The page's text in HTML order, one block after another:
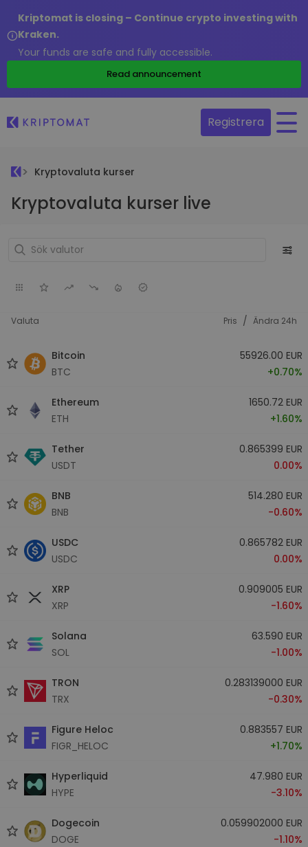
Kriptomat is closing – Continue crypto investing with
Kraken.
Your funds are safe and fully accessible.
Read announcement
Registrera
Kryptovaluta kurser
Kryptovaluta kurser live
Valuta Pris / Ändra 24h
Bitcoin
BTC
55926.00 EUR
+0.70%
Ethereum
ETH
1650.72 EUR
+1.60%
Tether
USDT
0.865399 EUR
0.00%
BNB
BNB
514.280 EUR
-0.60%
USDC
USDC
0.865782 EUR
0.00%
XRP
XRP
0.909005 EUR
-1.60%
Solana
SOL
63.590 EUR
-1.00%
TRON
TRX
0.283139000 EUR
-0.30%
Figure Heloc
FIGR_HELOC
0.883557 EUR
+1.70%
Hyperliquid
HYPE
47.980 EUR
-3.10%
Dogecoin
DOGE
0.059902000 EUR
-1.10%